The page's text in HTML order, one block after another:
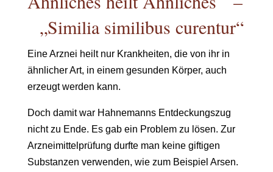
„Similia similibus curentur“
Eine Arznei heilt nur Krankheiten, die von ihr in
ähnlicher Art, in einem gesunden Körper, auch
erzeugt werden kann.
Doch damit war Hahnemanns Entdeckungszug
nicht zu Ende. Es gab ein Problem zu lösen. Zur
Arzneimittelprüfung durfte man keine giftigen
Substanzen verwenden, wie zum Beispiel Arsen.